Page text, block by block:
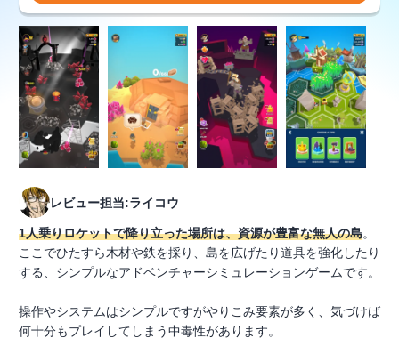
レビュー担当:ライコウ
1人乗りロケットで降り立った場所は、資源が豊富な無人の島。
ここでひたすら木材や鉄を採り、島を広げたり道具を強化したり
する、シンプルなアドベンチャーシミュレーションゲームです。
操作やシステムはシンプルですがやりこみ要素が多く、気づけば
何十分もプレイしてしまう中毒性があります。